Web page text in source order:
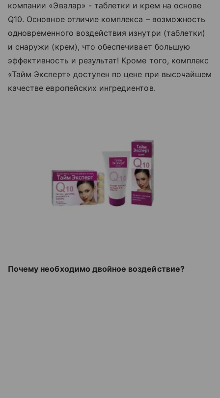
компании «Эвалар» - таблетки и крем на основе
Q10. Основное отличие комплекса – возможность
одновременного воздействия изнутри (таблетки)
и снаружи (крем), что обеспечивает большую
эффективность и результат! Кроме того, комплекс
«Тайм Эксперт» доступен по цене при высочайшем
качестве европейских ингредиентов.
Почему необходимо двойное воздействие?